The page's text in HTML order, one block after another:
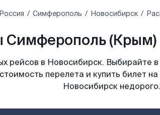
Россия Симферополь Новосибирск
Симферополь (Крым)
рейсов в Новосибирск. Выбирайте
перелета и купить билет
Новосибирск недорого.